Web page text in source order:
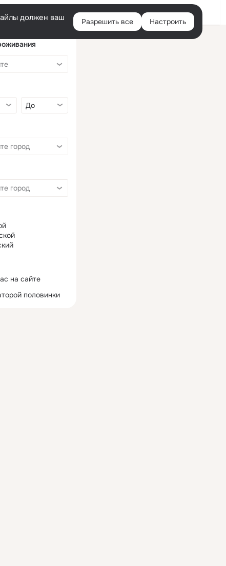
Войти
должен ваш
Разрешить все Настроить
на сайте
половинки